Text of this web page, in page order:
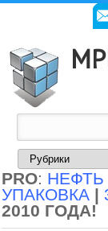
PRO: НЕФТЬ
УПАКОВКА |
2010 ГОДА!